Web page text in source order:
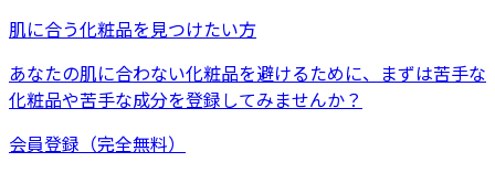
肌に合う化粧品を見つけたい方
あなたの肌に合わない化粧品を避けるために、まずは苦手な
化粧品や苦手な成分を登録してみませんか？
会員登録（完全無料）